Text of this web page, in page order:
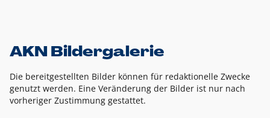
AKN Bildergalerie
Die bereitgestellten Bilder können für redaktionelle Zwecke
genutzt werden. Eine Veränderung der Bilder ist nur nach
vorheriger Zustimmung gestattet.